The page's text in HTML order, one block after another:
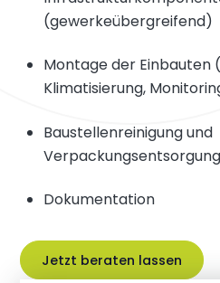
(gewerkeübergreifend)
Montage der Einbauten
Klimatisierung,
Baustellenreinigung und
Verpackungsentsorgung
Dokumentation
Jetzt beraten lassen